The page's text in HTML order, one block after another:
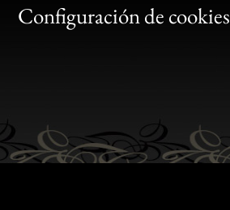
Configuración de cookies